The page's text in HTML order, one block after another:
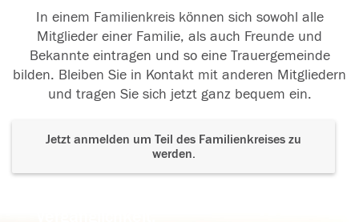
In einem Familienkreis können sich sowohl alle
Mitglieder einer Familie, als auch Freunde und
Bekannte eintragen und so eine Trauergemeinde
bilden. Bleiben Sie in Kontakt mit anderen Mitgliedern
und tragen Sie sich jetzt ganz bequem ein.
Jetzt anmelden um Teil des Familienkreises zu
werden.